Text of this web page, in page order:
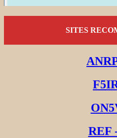
SITES
REF